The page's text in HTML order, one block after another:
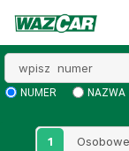
NUMER NAZWA
1